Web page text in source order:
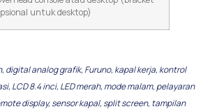
untuk desktop)
, digital analog grafik, Furuno, kapal kerja, kontrol
, LCD 8.4 inci, LED merah, mode malam, pelayaran
display,sensor kapal, split screen, tampilan